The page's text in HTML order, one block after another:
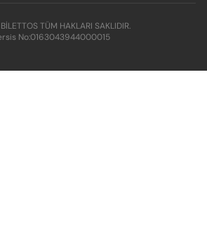
TÜM HAKLARI SAKLIDIR.
No:0163043944000015